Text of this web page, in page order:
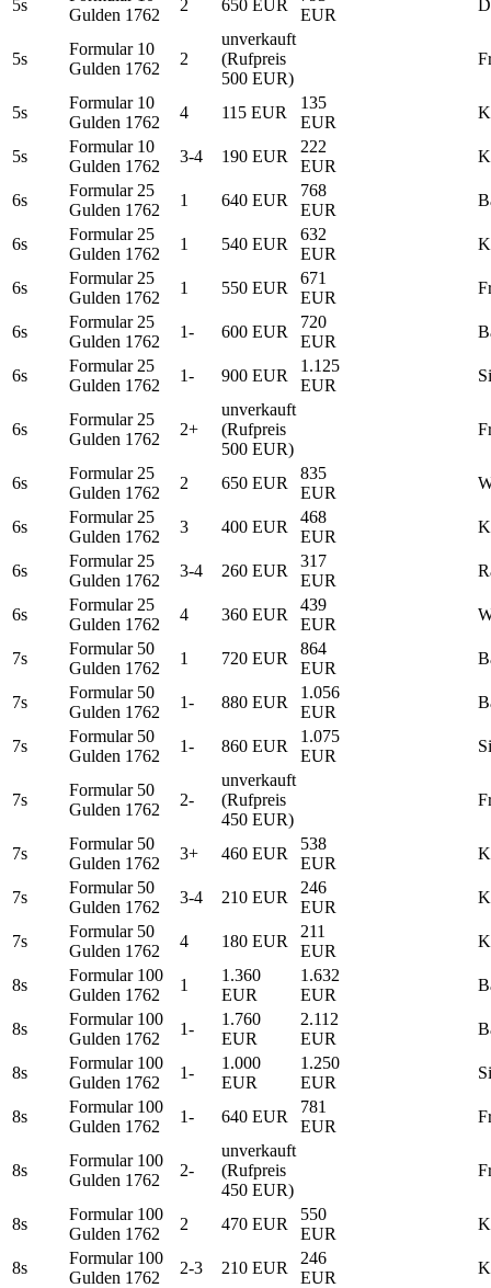
5s
Gulden 1762
2 650 EUR
EUR
5s
Formular 10
Gulden 1762
2
unverkauft
(Rufpreis
500 EUR)
5s
Formular 10
Gulden 1762
4 115 EUR
135
EUR
5s
Formular 10
Gulden 1762
3-4 190 EUR
222
EUR
6s
Formular 25
Gulden 1762
1 640 EUR
768
EUR
6s
Formular 25
Gulden 1762
1 540 EUR
632
EUR
6s
Formular 25
Gulden 1762
1 550 EUR
671
EUR
6s
Formular 25
Gulden 1762
1- 600 EUR
720
EUR
6s
Formular 25
Gulden 1762
1- 900 EUR
1.125
EUR
6s
Formular 25
Gulden 1762
2+
unverkauft
(Rufpreis
500 EUR)
6s
Formular 25
Gulden 1762
2 650 EUR
835
EUR
6s
Formular 25
Gulden 1762
3 400 EUR
468
EUR
6s
Formular 25
Gulden 1762
3-4 260 EUR
317
EUR
6s
Formular 25
Gulden 1762
4 360 EUR
439
EUR
7s
Formular 50
Gulden 1762
1 720 EUR
864
EUR
7s
Formular 50
Gulden 1762
1- 880 EUR
1.056
EUR
7s
Formular 50
Gulden 1762
1- 860 EUR
1.075
EUR
7s
Formular 50
Gulden 1762
2-
unverkauft
(Rufpreis
450 EUR)
7s
Formular 50
Gulden 1762
3+ 460 EUR
538
EUR
7s
Formular 50
Gulden 1762
3-4 210 EUR
246
EUR
7s
Formular 50
Gulden 1762
4 180 EUR
211
EUR
8s
Formular 100
Gulden 1762
1
1.360
EUR
1.632
EUR
8s
Formular 100
Gulden 1762
1-
1.760
EUR
2.112
EUR
8s
Formular 100
Gulden 1762
1-
1.000
EUR
1.250
EUR
8s
Formular 100
Gulden 1762
1- 640 EUR
781
EUR
8s
Formular 100
Gulden 1762
2-
unverkauft
(Rufpreis
450 EUR)
8s
Formular 100
Gulden 1762
2 470 EUR
550
EUR
8s
Formular 100
Gulden 1762
2-3 210 EUR
246
EUR